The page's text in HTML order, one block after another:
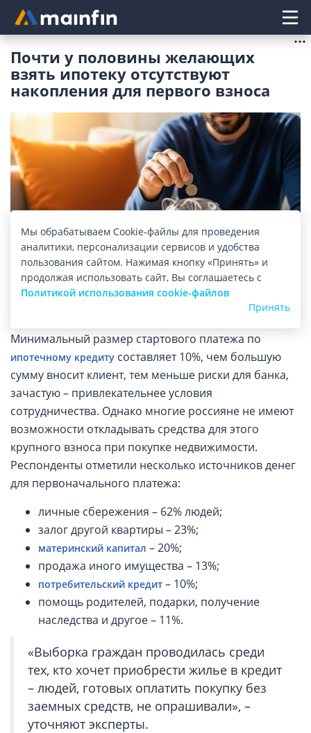
Главное меню
Почти у половины желающих
взять ипотеку отсутствуют
накопления для первого взноса
Изображение: mainfin.ru
Где россияне берут средства для первого
Минимальный размер стартового платежа по
ипотечному кредиту составляет 10%, чем большую
сумму вносит клиент, тем меньше риски для банка,
зачастую – привлекательнее условия
сотрудничества. Однако многие россияне не имеют
возможности откладывать средства для этого
крупного взноса при покупке недвижимости.
Респонденты отметили несколько источников денег
для первоначального платежа:
личные сбережения – 62% людей;
залог другой квартиры – 23%;
материнский капитал – 20%;
продажа иного имущества – 13%;
потребительский кредит – 10%;
помощь родителей, подарки, получение
наследства и другое – 11%.
«Выборка граждан проводилась среди
тех, кто хочет приобрести жилье в кредит
– людей, готовых оплатить покупку без
заемных средств, не опрашивали», –
уточняют эксперты.
Мы обрабатываем Cookie-файлы для проведения
аналитики, персонализации сервисов и удобства
пользования сайтом. Нажимая кнопку «Принять» и
продолжая использовать сайт, Вы соглашаетесь с
Политикой использования cookie-файлов
Принять